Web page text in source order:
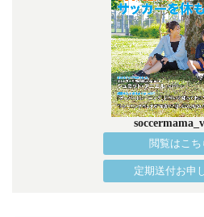
閲覧はこち
定期送付お申